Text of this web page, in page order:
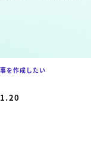
を作成したい